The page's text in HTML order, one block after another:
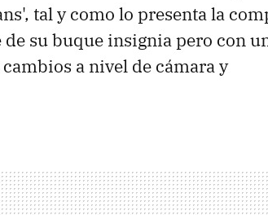
tal y como lo presenta la
su buque insignia pero con
a nivel de cámara y